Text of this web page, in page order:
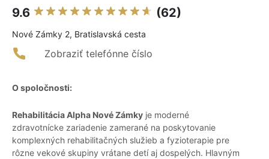
9.6 (62)
Nové Zámky 2, Bratislavská cesta
Zobraziť telefónne číslo
O spoločnosti:
Rehabilitácia Alpha Nové Zámky je moderné
zdravotnícke zariadenie zamerané na poskytovanie
komplexných rehabilitačných služieb a fyzioterapie pre
rôzne vekové skupiny vrátane detí aj dospelých. Hlavným